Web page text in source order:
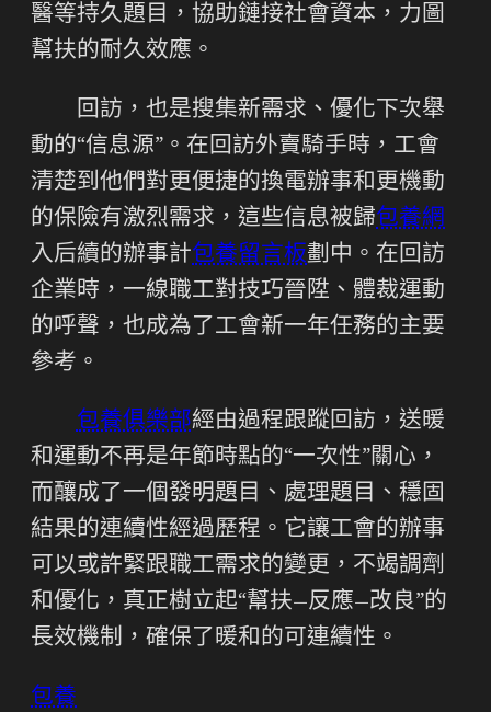
醫等持久題目，協助鏈接社會資本，力圖
幫扶的耐久效應。
回訪，也是搜集新需求、優化下次舉
動的“信息源”。在回訪外賣騎手時，工會
清楚到他們對更便捷的換電辦事和更機動
的保險有激烈需求，這些信息被歸包養網
入后續的辦事計包養留言板劃中。在回訪
企業時，一線職工對技巧晉陞、體裁運動
的呼聲，也成為了工會新一年任務的主要
參考。
包養俱樂部經由過程跟蹤回訪，送暖
和運動不再是年節時點的“一次性”關心，
而釀成了一個發明題目、處理題目、穩固
結果的連續性經過歷程。它讓工會的辦事
可以或許緊跟職工需求的變更，不竭調劑
和優化，真正樹立起“幫扶—反應—改良”的
長效機制，確保了暖和的可連續性。
包養